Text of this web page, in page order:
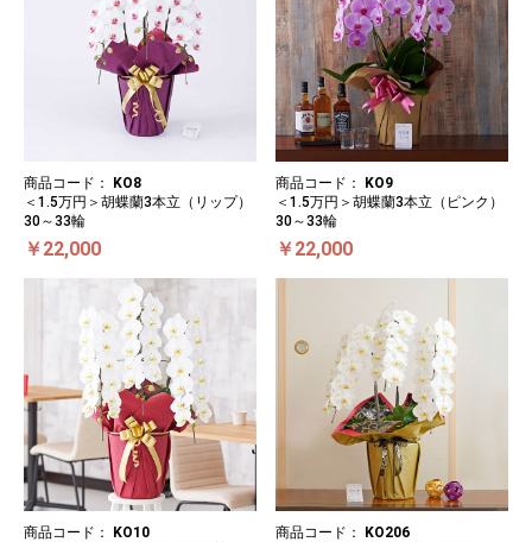
商品コード：
KO8
＜1.5万円＞胡蝶蘭3本立（リップ）
30～33輪
￥22,000
商品コード：
KO9
＜1.5万円＞胡蝶蘭3本立（ピンク）
30～33輪
￥22,000
商品コード：
KO10
商品コード：
KO206